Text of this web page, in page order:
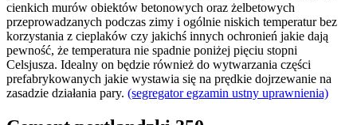
cienkich murów obiektów betonowych oraz żelbetowych
przeprowadzanych podczas zimy i ogólnie niskich temperatur bez
korzystania z cieplaków czy jakichś innych ochronień jakie dają
pewność, że temperatura nie spadnie poniżej pięciu stopni
Celsjusza. Idealny on będzie również do wytwarzania części
prefabrykowanych jakie wystawia się na prędkie dojrzewanie na
zasadzie działania pary. (segregator egzamin ustny uprawnienia)